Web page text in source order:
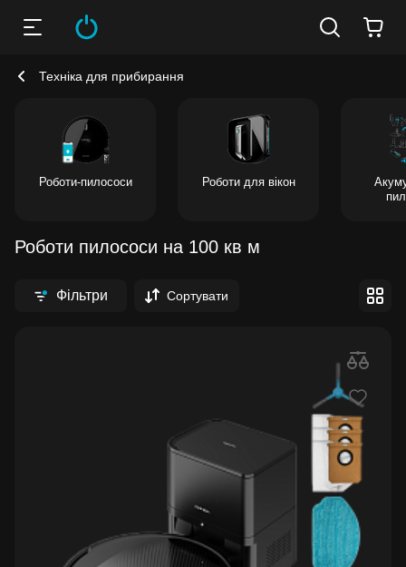
Техніка для прибирання
Роботи-пилососи Роботи для вікон
Роботи пилососи на 100 кв м
Фільтри Сортувати